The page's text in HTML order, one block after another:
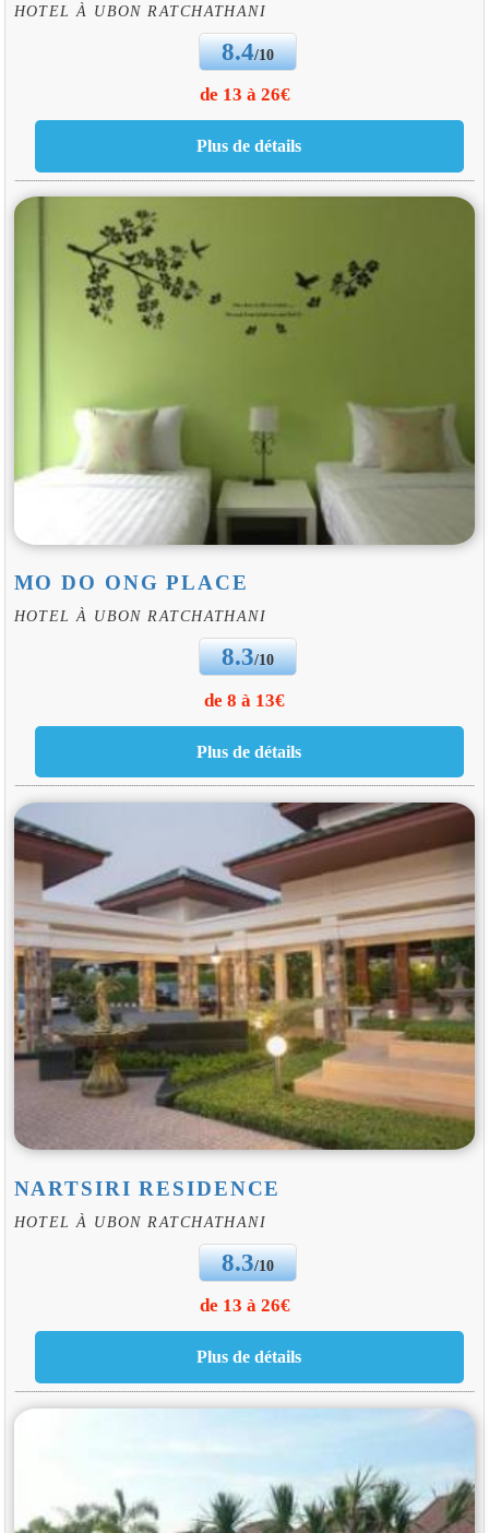
HOTEL À UBON RATCHATHANI
8.4/10
de 13 à 26€
MO DO ONG PLACE
HOTEL À UBON RATCHATHANI
8.3/10
de 8 à 13€
NARTSIRI RESIDENCE
HOTEL À UBON RATCHATHANI
8.3/10
de 13 à 26€